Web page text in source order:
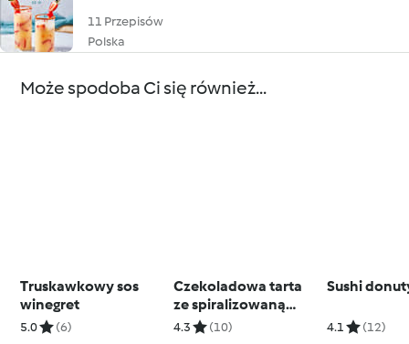
11 Przepisów
Polska
Może spodoba Ci się również...
Truskawkowy sos
winegret
5.0 (6)
Czekoladowa tarta
ze spiralizowaną
gruszką (TM5)
4.3 (10)
Sushi
4.1 (12)